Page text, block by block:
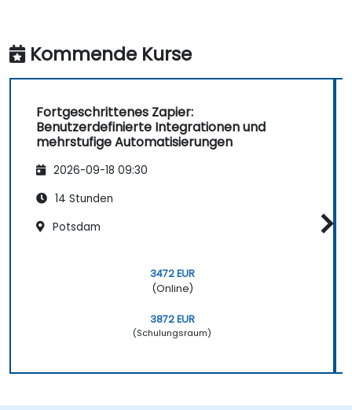
Kommende Kurse
Fortgeschrittenes Zapier:
Benutzerdefinierte Integrationen und
mehrstufige Automatisierungen
2026-09-18 09:30
14 Stunden
Potsdam
3472 EUR
(Online)
3872 EUR
(Schulungsraum)